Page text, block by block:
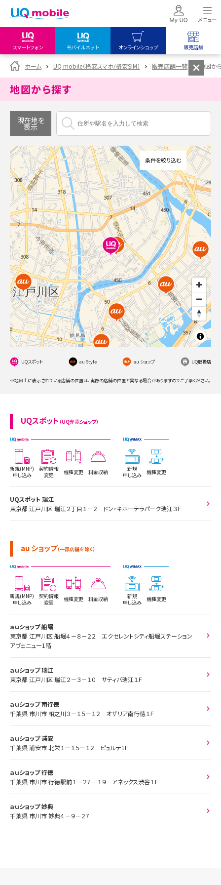
スマートフォン モバイルネット オンラインショップ 販売店舗
my UQ WiMAX
UQ WiMAX ご契約の方
My UQ mobile
UQ mobile
UQ mobile
オンラインショップ
UQ WiMAX
UQ mobile
販売店舗
UQ WiMAX
ホーム UQ mobile（格安スマホ/格安SIM） 販売店舗一覧 地図か
地図から探す
現在地を
表示
条件を絞り込む
UQスポット au Style au ショップ UQ取扱店
※地図上に表示されている店舗の位置は、実際の店舗の位置と異なる場合がありますのでご了承ください。
UQスポット （UQ専売ショップ）
新規(MNP)
申し込み
契約情報
変更
機種変更 料金収納
新規
申し込み
機種変更
UQスポット 瑞江
東京都 江戸川区 瑞江２丁目１－２ ドン・キホーテラパーク瑞江３Ｆ
au ショップ（一部店舗を除く）
新規(MNP)
申し込み
契約情報
変更
機種変更 料金収納
新規
申し込み
機種変更
ａｕショップ 船堀
東京都 江戸川区 船堀４－８－２２ エクセレントシティ船堀ステーション
アヴェニュー1階
ａｕショップ 瑞江
東京都 江戸川区 瑞江２－３－１０ サティバ瑞江１Ｆ
ａｕショップ 南行徳
千葉県 市川市 相之川３－１５－１２ オザリア南行徳１Ｆ
ａｕショップ 浦安
千葉県 浦安市 北栄１ー１５ー１２ ピュルテ1F
ａｕショップ 行徳
千葉県 市川市 行徳駅前１－２７－１９ アネックス渋谷１Ｆ
ａｕショップ 妙典
千葉県 市川市 妙典４－９－２７